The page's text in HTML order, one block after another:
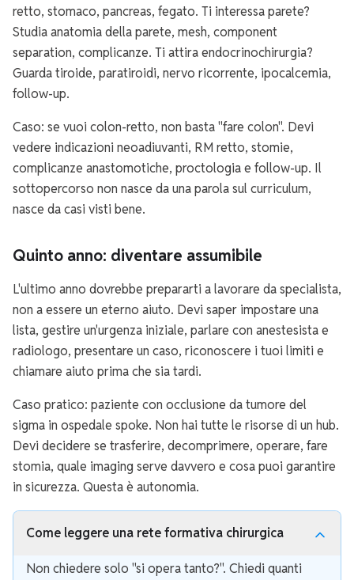
retto, stomaco, pancreas, fegato. Ti interessa parete?
Studia anatomia della parete, mesh, component
separation, complicanze. Ti attira endocrinochirurgia?
Guarda tiroide, paratiroidi, nervo ricorrente, ipocalcemia,
follow-up.
Caso: se vuoi colon-retto, non basta "fare colon". Devi
vedere indicazioni neoadiuvanti, RM retto, stomie,
complicanze anastomotiche, proctologia e follow-up. Il
sottopercorso non nasce da una parola sul curriculum,
nasce da casi visti bene.
Quinto anno: diventare assumibile
L'ultimo anno dovrebbe prepararti a lavorare da specialista,
non a essere un eterno aiuto. Devi saper impostare una
lista, gestire un'urgenza iniziale, parlare con anestesista e
radiologo, presentare un caso, riconoscere i tuoi limiti e
chiamare aiuto prima che sia tardi.
Caso pratico: paziente con occlusione da tumore del
sigma in ospedale spoke. Non hai tutte le risorse di un hub.
Devi decidere se trasferire, decomprimere, operare, fare
stomia, quale imaging serve davvero e cosa puoi garantire
in sicurezza. Questa è autonomia.
Come leggere una rete formativa chirurgica
Non chiedere solo "si opera tanto?". Chiedi quanti